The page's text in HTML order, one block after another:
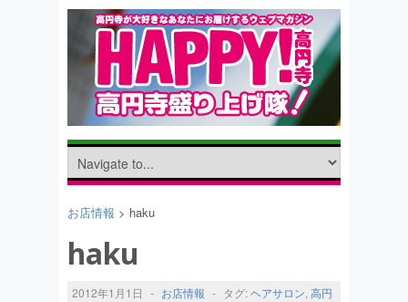
お店情報 > haku
haku
2012年1月1日 - お店情報 - タグ:ヘアサロン, 高円